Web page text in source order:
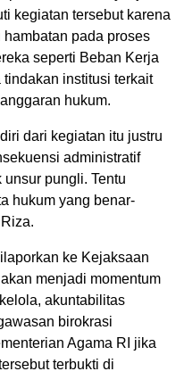
kegiatan tersebut karena
pada proses
seperti Beban Kerja
institusi terkait
hukum.
dari kegiatan itu justru
administratif
pungli. Tentu
hukum yang benar-
ke Kejaksaan
menjadi momentum
akuntabilitas
birokrasi
Agama RI jika
terbukti di